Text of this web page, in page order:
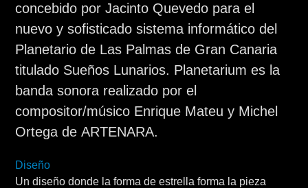
concebido por Jacinto Quevedo para el
nuevo y sofisticado sistema informático del
Planetario de Las Palmas de Gran Canaria
titulado Sueños Lunarios. Planetarium es la
banda sonora realizado por el
compositor/músico Enrique Mateu y Michel
Ortega de ARTENARA.
Diseño
Un diseño donde la forma de estrella forma la pieza